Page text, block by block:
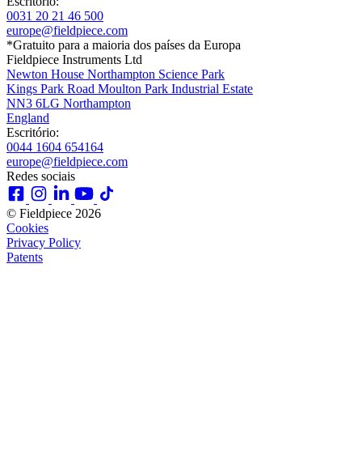
0031 20 21 46 500
europe@fieldpiece.com
*Gratuito para a maioria dos países da Europa
Fieldpiece Instruments Ltd
Newton House Northampton Science Park
Kings Park Road Moulton Park Industrial Estate
NN3 6LG Northampton
England
Escritório:
0044 1604 654164
europe@fieldpiece.com
Redes sociais
© Fieldpiece 2026
Cookies
Privacy Policy
Patents